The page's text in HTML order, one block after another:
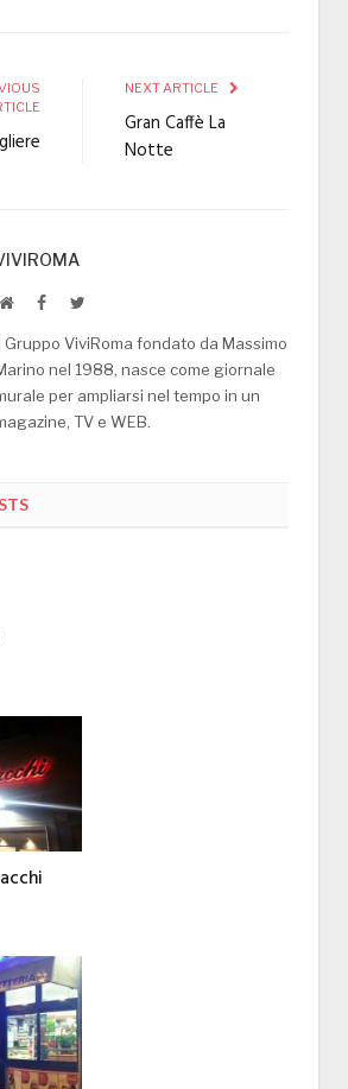
NEXT ARTICLE
Gran Caffè La
Notte
WebsiteFacebookTwitter
Gruppo ViviRoma fondato da Massimo
nel 1988, nasce come giornale
per ampliarsi nel tempo in un
TV e WEB.